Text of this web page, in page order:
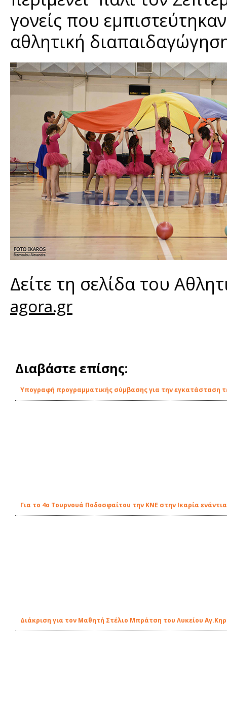
γονείς που
αθλητική
Δείτε τη σελίδα του
agora.gr
Διαβάστε επίσης:
Υπογραφή προγραμματικής σύμβασης για την εγκατάσταση
Για το 4ο Τουρνουά Ποδοσφαίτου την ΚΝΕ στην Ικαρία
Διάκριση για τον Μαθητή Στέλιο Μπράτση του Λυκείου